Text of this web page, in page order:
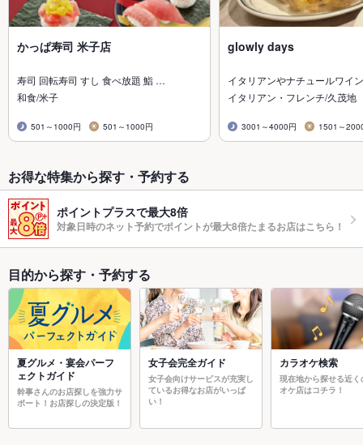
かっぱ寿司 米子店
寿司 回転寿司 すし 食べ放題 鮨 …
和食/米子
501～1000円 501～1000円
glowly days
イタリアンやナチュールワイ
イタリアン・フレンチ/久茂地
3001～4000円 1501～
お得な特集から探す・予約する
ポイントプラスで最大8倍
対象日時のネット予約でポイントが最大8倍たまるお店はこちら！
目的から探す・予約する
夏グルメ・宴会パーフ
ェクトガイド
幹事さんのお店探しを強力サ
ポート！お店探しの決定版！
女子会完全ガイド
女子会向けサービスが充実し
ているお得なお店がいっぱ
い！
カラオケ検索
現在地から探せる近く
オケ店はコチラ！